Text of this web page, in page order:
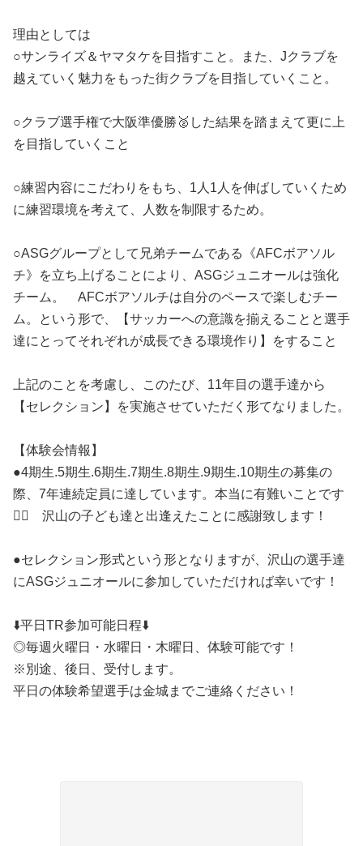
理由としては
○サンライズ＆ヤマタケを目指すこと。また、Jクラブを
越えていく魅力をもった街クラブを目指していくこと。
○クラブ選手権で大阪準優勝🥈した結果を踏まえて更に上
を目指していくこと
○練習内容にこだわりをもち、1人1人を伸ばしていくため
に練習環境を考えて、人数を制限するため。
○ASGグループとして兄弟チームである《AFCボアソル
チ》を立ち上げることにより、ASGジュニオールは強化
チーム。 AFCボアソルチは自分のペースで楽しむチー
ム。という形で、【サッカーへの意識を揃えることと選手
達にとってそれぞれが成長できる環境作り】をすること
上記のことを考慮し、このたび、11年目の選手達から
【セレクション】を実施させていただく形てなりました。
【体験会情報】
●4期生.5期生.6期生.7期生.8期生.9期生.10期生の募集の
際、7年連続定員に達しています。本当に有難いことです
🙇‍♂️ 沢山の子ども達と出逢えたことに感謝致します！
●セレクション形式という形となりますが、沢山の選手達
にASGジュニオールに参加していただければ幸いです！
⬇️平日TR参加可能日程⬇️
◎毎週火曜日・水曜日・木曜日、体験可能です！
※別途、後日、受付します。
平日の体験希望選手は金城までご連絡ください！